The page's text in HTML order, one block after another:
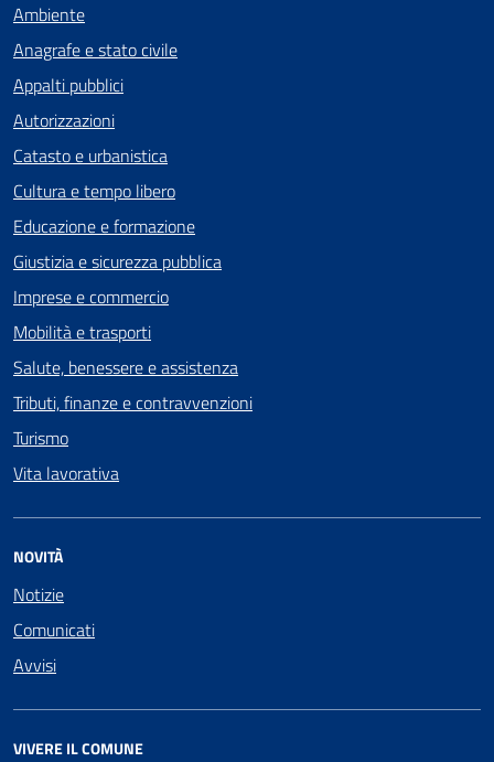
Ambiente
Anagrafe e stato civile
Appalti pubblici
Autorizzazioni
Catasto e urbanistica
Cultura e tempo libero
Educazione e formazione
Giustizia e sicurezza pubblica
Imprese e commercio
Mobilità e trasporti
Salute, benessere e assistenza
Tributi, finanze e contravvenzioni
Turismo
Vita lavorativa
NOVITÀ
Notizie
Comunicati
Avvisi
VIVERE IL COMUNE